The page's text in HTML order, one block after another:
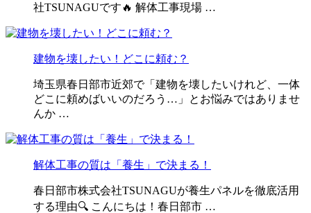
社TSUNAGUです🔥 解体工事現場 …
建物を壊したい！どこに頼む？
埼玉県春日部市近郊で「建物を壊したいけれど、一体
どこに頼めばいいのだろう…」とお悩みではありませ
んか …
解体工事の質は「養生」で決まる！
春日部市株式会社TSUNAGUが養生パネルを徹底活用
する理由🔍 こんにちは！春日部市 …